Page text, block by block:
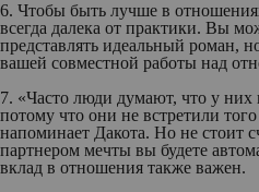
6. Чтобы быть лучше в
всегда далека от практики. Вы
представлять идеальный роман,
вашей совместной работы над
7. «Часто люди думают, что у
потому что они не встретили
напоминает Дакота. Но не стоит
партнером мечты вы будете
вклад в отношения также важен.